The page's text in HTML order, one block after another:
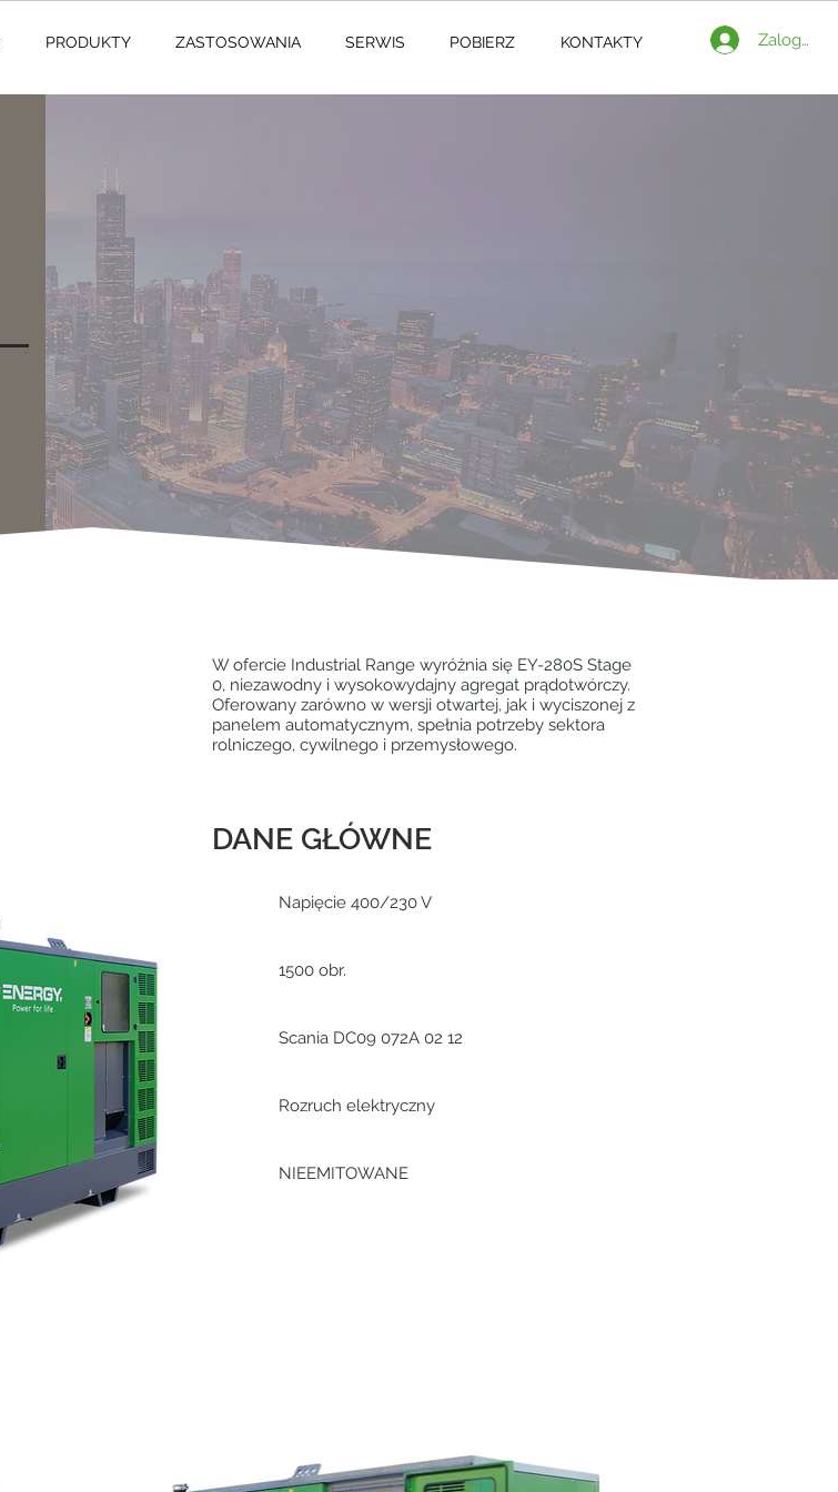
PRODUKTY ZASTOSOWANIA SERWIS POBIERZ KONTAKTY Zaloguj
W ofercie Industrial Range wyróżnia się EY-280S Stage
0, niezawodny i wysokowydajny agregat prądotwórczy.
Oferowany zarówno w wersji otwartej, jak i wyciszonej z
panelem automatycznym, spełnia potrzeby sektora
rolniczego, cywilnego i przemysłowego.
DANE GŁÓWNE
Napięcie 400/230 V
1500 obr.
Scania DC09 072A 02 12
Rozruch elektryczny
NIEEMITOWANE